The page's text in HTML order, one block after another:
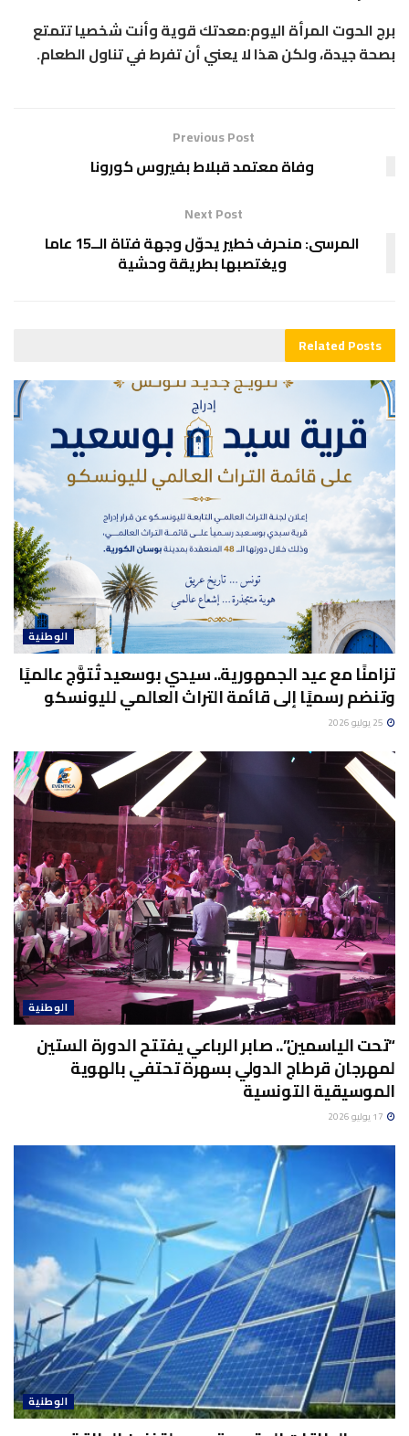
برج الحوت المرأة اليوم:معدتك قوية وأنت شخصيا تتمتع
بصحة جيدة، ولكن هذا لا يعني أن تفرط في تناول الطعام.
Previous Post
وفاة معتمد قبلاط بفيروس كورونا
Next Post
المرسى: منحرف خطير يحوّل وجهة فتاة الــ15 عاما
ويغتصبها بطريقة وحشية
RelatedPosts
الوطنية
تزامنًا مع عيد الجمهورية.. سيدي بوسعيد تُتوَّج عالميًا
وتنضم رسميًا إلى قائمة التراث العالمي لليونسكو
الوطنية
“تحت الياسمين”.. صابر الرباعي يفتتح الدورة الستين
لمهرجان قرطاج الدولي بسهرة تحتفي بالهوية
الموسيقية التونسية
الوطنية